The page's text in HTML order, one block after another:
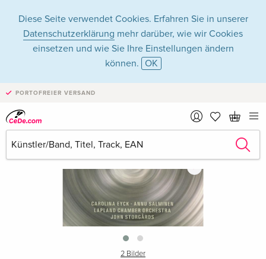
Diese Seite verwendet Cookies. Erfahren Sie in unserer
Datenschutzerklärung mehr darüber, wie wir Cookies
einsetzen und wie Sie Ihre Einstellungen ändern
können. OK
PORTOFREIER VERSAND
›
2 Bilder